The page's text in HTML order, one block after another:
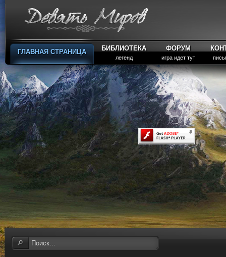
ГЛАВНАЯ СТРАНИЦА БИБЛИОТЕКА
легенд
ФОРУМ
игра идет тут